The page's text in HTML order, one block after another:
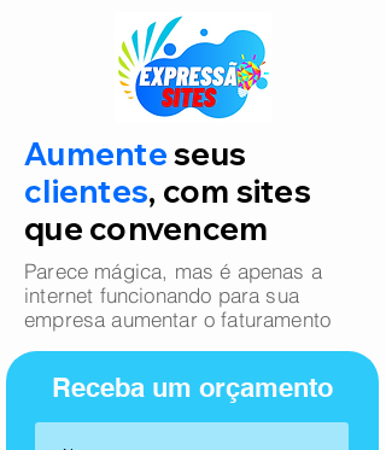
Aumenteseus
clientes, com sites
que convencem
Parece mágica, mas é apenas a
internet funcionando para sua
empresa aumentar o faturamento
Receba um orçamento